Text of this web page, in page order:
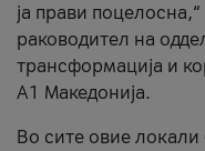
ја прави
раководител на
трансформација и
А1 Македонија.
Во сите овие локали